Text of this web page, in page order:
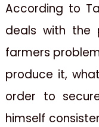
According to
deals with the
farmers
produce it,
order to
himself